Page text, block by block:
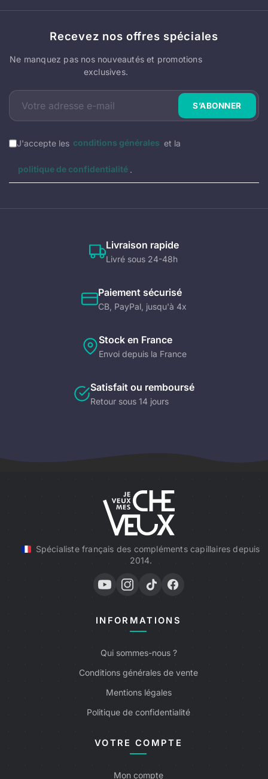
Recevez nos offres spéciales
Ne manquez pas nos nouveautés et promotions
exclusives.
J'accepte les conditions générales et la
politique de confidentialité
Livraison rapide
Livré sous 24-48h
Paiement sécurisé
CB, PayPal, jusqu'à 4x
Stock en France
Envoi depuis la France
Satisfait ou remboursé
Retour sous 14 jours
Spécialiste français des compléments capillaires depuis
2014.
INFORMATIONS
Qui sommes-nous ?
Conditions générales de vente
Mentions légales
Politique de confidentialité
VOTRE COMPTE
Mon compte